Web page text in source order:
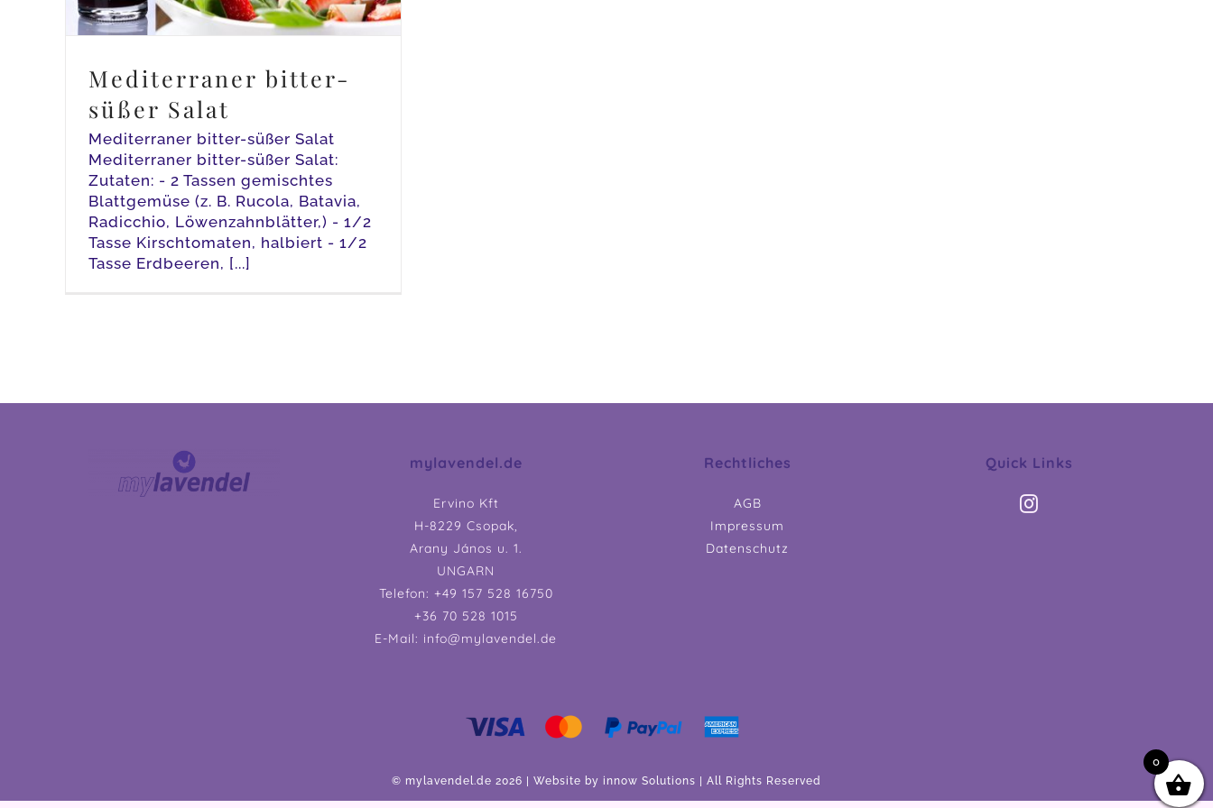
Mediterraner bitter-
süßer Salat
Mediterraner bitter-süßer Salat
Mediterraner bitter-süßer Salat:
Zutaten: - 2 Tassen gemischtes
Blattgemüse (z. B. Rucola, Batavia,
Radicchio, Löwenzahnblätter,) - 1/2
Tasse Kirschtomaten, halbiert - 1/2
Tasse Erdbeeren, [...]
mylavendel.de
Ervino Kft
H-8229 Csopak,
Arany János u. 1.
UNGARN
Telefon: +49 157 528 16750
+36 70 528 1015
E-Mail: info@mylavendel.de
Rechtliches
AGB
Impressum
Datenschutz
Quick Links
© mylavendel.de 2026 | Website by innow Solutions | All Rights Reserved
0